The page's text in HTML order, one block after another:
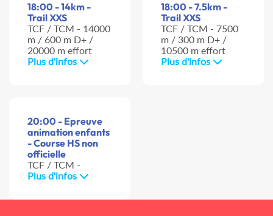
18:00 - 14km -
Trail XXS
TCF / TCM - 14000
m / 600 m D+ /
20000 m effort
Plus d'infos
18:00 - 7.5km -
Trail XXS
TCF / TCM - 7500
m / 300 m D+ /
10500 m effort
Plus d'infos
20:00 - Epreuve
animation enfants
- Course HS non
officielle
TCF / TCM -
Plus d'infos